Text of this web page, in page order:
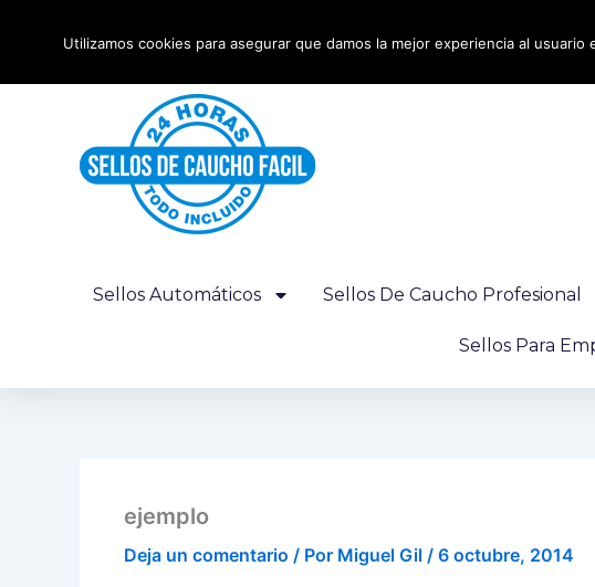
Sellos Automáticos Sellos De Caucho Profesional
Sellos Para
ejemplo
Deja un comentario / Por Miguel Gil / 6 octubre, 2014
Utilizamos cookies para asegurar que damos la mejor experiencia al